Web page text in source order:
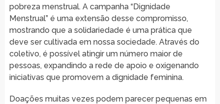
pobreza menstrual. A campanha “Dignidade
Menstrual” é uma extensão desse compromisso,
mostrando que a solidariedade é uma prática que
deve ser cultivada em nossa sociedade. Através do
coletivo, é possível atingir um número maior de
pessoas, expandindo a rede de apoio e oxigenando
iniciativas que promovem a dignidade feminina.
Doações muitas vezes podem parecer pequenas em